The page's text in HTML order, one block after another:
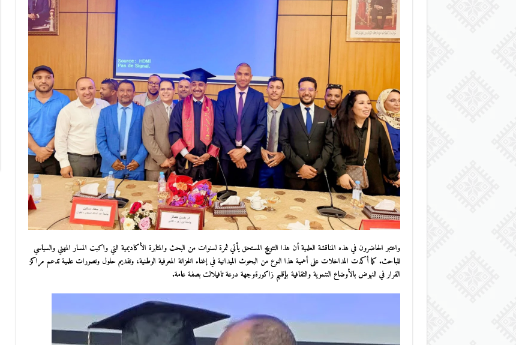
واعتبر الحاضرون في هذه المناقشة العلمية أن هذا التتويج المستحق يأتي ثمرة لسنوات من البحث والمثابرة الأكاديمية التي واكبت المسار المهني والسياسي
للباحث. كما أكدت المداخلات على أهمية هذا النوع من البحوث الميدانية في إغناء الخزانة المعرفية الوطنية، وتقديم حلول وتصورات علمية تدعم مراكز
القرار في النهوض بالأوضاع التنموية والثقافية بإقليمزاكورةوجهة درعة تافيلالت بصفة عامة.